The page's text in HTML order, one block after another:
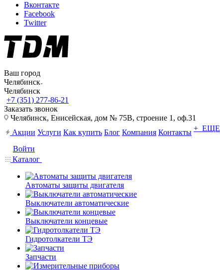
Вконтакте
Facebook
Twitter
Ваш город
Челябинск
Челябинск
+7 (351) 277-86-21
Заказать звонок
Челябинск, Енисейская, дом № 75В, строение 1, оф.31
Акции Услуги Как купить Блог Компания Контакты + ЕЩЕ
Войти
Каталог
Автоматы защиты двигателя
Выключатели автоматические
Выключатели концевые
Гидротолкатели ТЭ
Запчасти